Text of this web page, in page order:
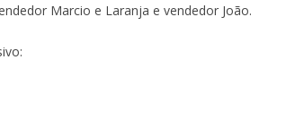
Marcio e Laranja e vendedor João.